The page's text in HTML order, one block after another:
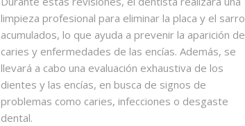
limpieza profesional para eliminar la placa y el sarro
acumulados, lo que ayuda a prevenir la aparición de
caries y enfermedades de las encías. Además, se
llevará a cabo una evaluación exhaustiva de los
dientes y las encías, en busca de signos de
problemas como caries, infecciones o desgaste
dental.